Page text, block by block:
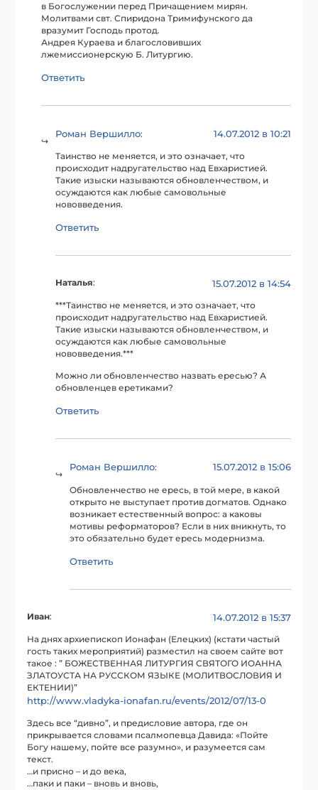
в Богослужении перед Причащением мирян.
Молитвами свт. Спиридона Тримифунского да
вразумит Господь протод.
Андрея Кураева и благословивших
лжемиссионерскую Б. Литургию.
Ответить
Роман Вершилло: 14.07.2012 в 10:21
Таинство не меняется, и это означает, что
происходит надругательство над Евхаристией.
Такие изыски называются обновленчеством, и
осуждаются как любые самовольные
нововведения.
Ответить
Наталья: 15.07.2012 в 14:54
***Таинство не меняется, и это означает, что
происходит надругательство над Евхаристией.
Такие изыски называются обновленчеством, и
осуждаются как любые самовольные
нововведения.***
Можно ли обновленчество назвать ересью? А
обновленцев еретиками?
Ответить
Роман Вершилло: 15.07.2012 в 15:06
Обновленчество не ересь, в той мере, в какой
открыто не выступает против догматов. Однако
возникает естественный вопрос: а каковы
мотивы реформаторов? Если в них вникнуть, то
это обязательно будет ересь модернизма.
Ответить
Иван: 14.07.2012 в 15:37
На днях архиепископ Ионафан (Елецких) (кстати частый
гость таких мероприятий) разместил на своем сайте вот
такое : ” БОЖЕСТВЕННАЯ ЛИТУРГИЯ СВЯТОГО ИОАННА
ЗЛАТОУСТА НА РУССКОМ ЯЗЫКЕ (МОЛИТВОСЛОВИЯ И
ЕКТЕНИИ)”
http://www.vladyka-ionafan.ru/events/2012/07/13-0
Здесь все “дивно”, и предисловие автора, где он
прикрывается словами псалмопевца Давида: «Пойте
Богу нашему, пойте все разумно», и разумеется сам
текст.
…и присно – и до века,
…паки и паки – вновь и вновь,